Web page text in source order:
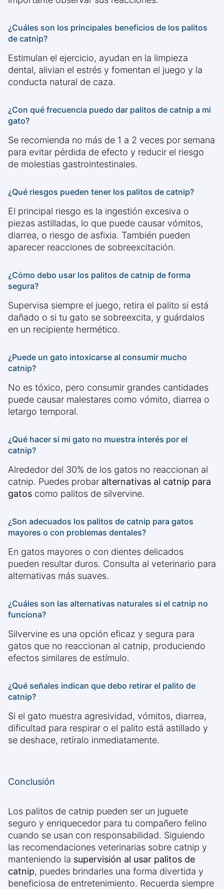
¿Cuáles son los principales beneficios de los palitos
de catnip?
Estimulan el ejercicio, ayudan en la limpieza
dental, alivian el estrés y fomentan el juego y la
conducta natural de caza.
¿Con qué frecuencia puedo dar palitos de catnip a mi
gato?
Se recomienda no más de 1 a 2 veces por semana
para evitar pérdida de efecto y reducir el riesgo
de molestias gastrointestinales.
¿Qué riesgos pueden tener los palitos de catnip?
El principal riesgo es la ingestión excesiva o
piezas astilladas, lo que puede causar vómitos,
diarrea, o riesgo de asfixia. También pueden
aparecer reacciones de sobreexcitación.
¿Cómo debo usar los palitos de catnip de forma
segura?
Supervisa siempre el juego, retira el palito si está
dañado o si tu gato se sobreexcita, y guárdalos
en un recipiente hermético.
¿Puede un gato intoxicarse al consumir mucho
catnip?
No es tóxico, pero consumir grandes cantidades
puede causar malestares como vómito, diarrea o
letargo temporal.
¿Qué hacer si mi gato no muestra interés por el
catnip?
Alrededor del 30% de los gatos no reaccionan al
catnip. Puedes probar alternativas al catnip para
gatos como palitos de silvervine.
¿Son adecuados los palitos de catnip para gatos
mayores o con problemas dentales?
En gatos mayores o con dientes delicados
pueden resultar duros. Consulta al veterinario para
alternativas más suaves.
¿Cuáles son las alternativas naturales si el catnip no
funciona?
Silvervine es una opción eficaz y segura para
gatos que no reaccionan al catnip, produciendo
efectos similares de estímulo.
¿Qué señales indican que debo retirar el palito de
catnip?
Si el gato muestra agresividad, vómitos, diarrea,
dificultad para respirar o el palito está astillado y
se deshace, retíralo inmediatamente.
Conclusión
Los palitos de catnip pueden ser un juguete
seguro y enriquecedor para tu compañero felino
cuando se usan con responsabilidad. Siguiendo
las recomendaciones veterinarias sobre catnip y
manteniendo la supervisión al usar palitos de
catnip, puedes brindarles una forma divertida y
beneficiosa de entretenimiento. Recuerda siempre